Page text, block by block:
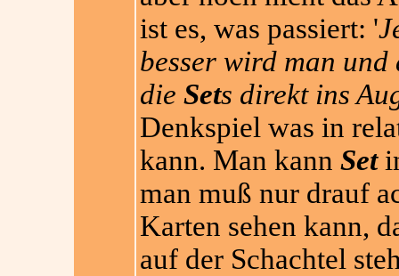
ist es, was passiert: '
besser wird man
die Sets direkt ins
Denkspiel was in
kann. Man kann Set
man muß nur drauf
Karten sehen kann,
auf der Schachtel